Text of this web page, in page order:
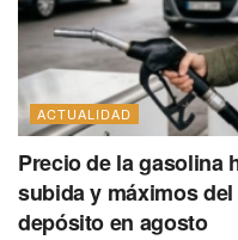
ACTUALIDAD
Precio de la gasolina
subida y máximos
depósito en agosto